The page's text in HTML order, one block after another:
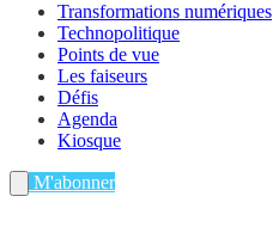
Transformations numériques
Technopolitique
Points de vue
Les faiseurs
Défis
Agenda
Kiosque
M'abonner